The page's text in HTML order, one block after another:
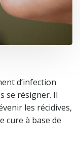
d’infection
se résigner. Il
les récidives,
cure à base de